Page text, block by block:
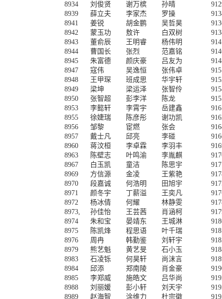
8934
刘俊贤 谢万槟 孙晴
8939
薛立夫 李家杰 罗操
8941
姜锐 胡金鹏 吴哲昊
8942
蒙玉功 敖许 白双树
8943
董俞辰 王明睿 杨伟明
8944
曹国长 张烈 范嘉铭
8945
朱富德 颜庆豪 吕友为
8947
寇伟 吴逸恒 张伟卓
8948
王甲琛 班成思 华宇轩
8949
梁坤 梁运泽 张智伶
8950
张智超 彭李洋 陈龙
8953
李懿轩 李霄宇 岳建鑫
8955
徐婕瑞 陈彦彤 谢功凯
8956
邹黎 宦燃 张会
8957
戴士凡 邱亮 李碰
8960
蒋汶桓 李卓霖 李羽丰
8963
陈壁志 叶鸣渝 李胤麒
8967
白玉凯 童洁 陈思宇
8969
方信源 金凌 王紫艳
8970
段嘉诚 何浩明 田旭宇
8971
颜冬宇 丁薪溢 王奕凡
8972
杨冰倩 何耀 林静雯
8973,
孙佳怡 王芸茜 肖涵柯
8974
朱和宝 晏靖东 王城淋
8975
陈凯烽 程思语 叶千瑞
8976
周冉 韩勤鉴 刘轩宇
8979
熊艺魁 黄艺旻 石小玉
8983
石凌铄 何昊轩 尚沫言
8984
邱添 郑南陵 肖金豪
8985
李郑威 施皓文 吕华尚
8988
刘丽媛 彭小轩 刘天宇
8989
赵海智 涂维力 杜宗徽